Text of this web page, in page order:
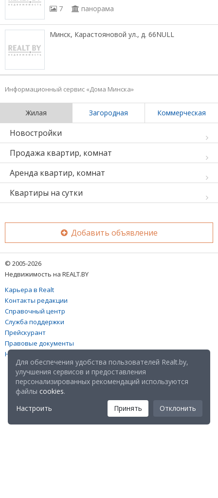
7
панорама
Минск, Карастояновой ул., д. 66NULL
Информационный сервис «Дома Минска»
Жилая Загородная Коммерческая
Новостройки
Продажа квартир, комнат
Аренда квартир, комнат
Квартиры на сутки
Добавить объявление
© 2005-2026
Недвижимость на REALT.BY
Карьера в Realt
Контакты редакции
Справочный центр
Служба поддержки
Прейскурант
Правовые документы
Настройка файлов cookies
Для обеспечения удобства пользователей Realt.by,
улучшения сервисов и предоставления
персонализированных рекомендаций используются
файлы cookies.
Настроить
Принять Отклонить